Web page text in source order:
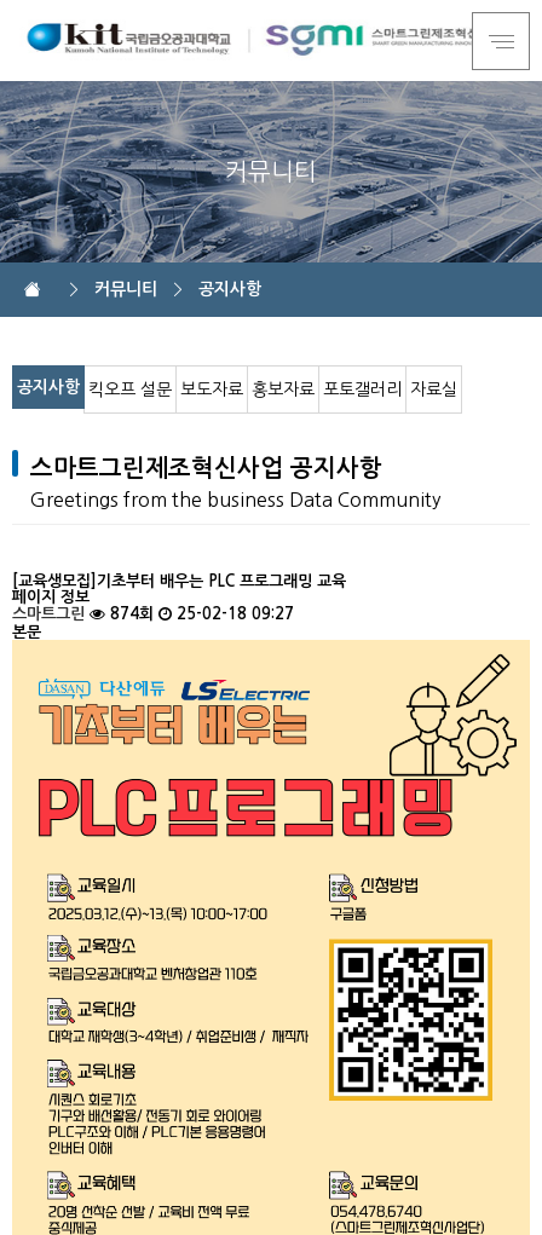
커뮤니티
커뮤니티 공지사항
공지사항 킥오프 설문 보도자료 홍보자료 포토갤러리 자료실
스마트그린제조혁신사업 공지사항
Greetings from the business Data Community
[교육생모집]기초부터 배우는 PLC 프로그래밍 교육
페이지 정보
스마트그린
874회
25-02-18 09:27
본문